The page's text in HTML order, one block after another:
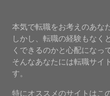
本気で転職をお考えのあなた
しかし、転職の経験もなく
くできるのかと心配になっ
そんなあなたには転職サイ
す。
特にオススメのサイトはこ